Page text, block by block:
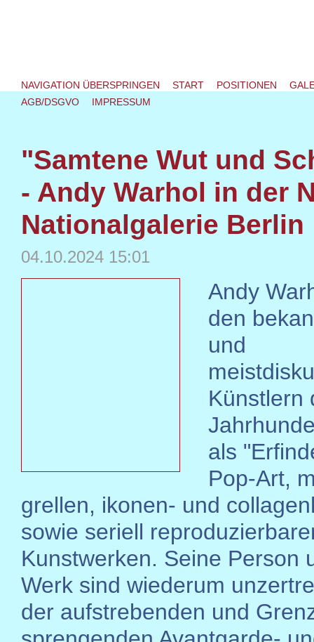
NAVIGATION ÜBERSPRINGEN START POSITIONEN
AGB/DSGVO
IMPRESSUM
"Samtene Wut und
- Andy Warhol in der
Nationalgalerie Berlin
04.10.2024 15:01
Andy
den
und
Künstlern
als
Pop-Art,
grellen, ikonen- und
sowie seriell
Kunstwerken. Seine Person
Werk sind wiederum
der aufstrebenden und